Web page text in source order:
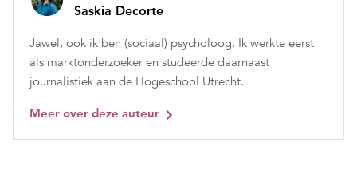
Saskia Decorte
Jawel, ook ik ben (sociaal) psycholoog. Ik werkte eerst
als marktonderzoeker en studeerde daarnaast
journalistiek aan de Hogeschool Utrecht.
Meer over deze auteur